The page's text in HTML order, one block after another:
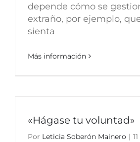
depende cómo se
extraño, por ejemplo,
sienta
Más información
«Hágase tu voluntad»
Por Leticia Soberón Mainero |